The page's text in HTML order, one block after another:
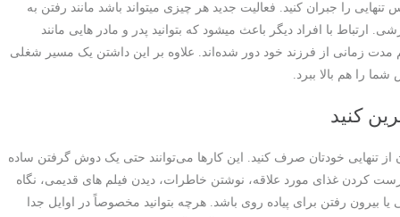
را جبران کنید. فعالیت جدید هر چیزی میتواند باشد مانند رفتن به
ارتباط با افراد دیگر باعث میشود که بتوانید پدر و مادر هایی مانند
هم مدت زمانی از فرزند خود دور شده‌اند. علاوه بر این داشتن یک مسیر شغلی
را هم بالا ببرد.
کنید
از تنهایی خودتان صرف کنید. این کارها می‌توانند حتی یک دوش گرفتن ساده
کردن غذای مورد علاقه، نوشتن خاطرات، دیدن فیلم های قدیمی، نگاه
بیرون رفتن برای پیاده روی باشد. هرچه بتوانید مخصوصاً در اوایل جدا